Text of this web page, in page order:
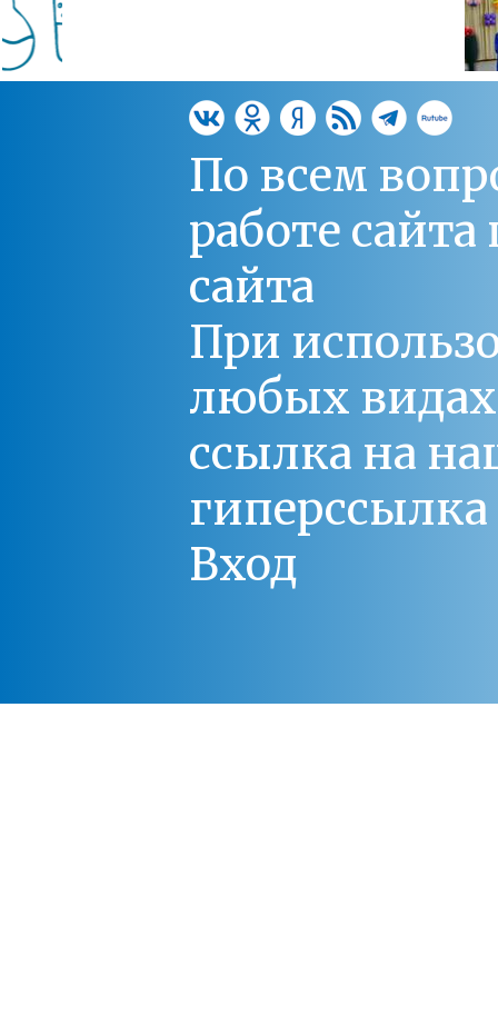
По всем
работе
сайта
При
любых
ссылка на
Вход